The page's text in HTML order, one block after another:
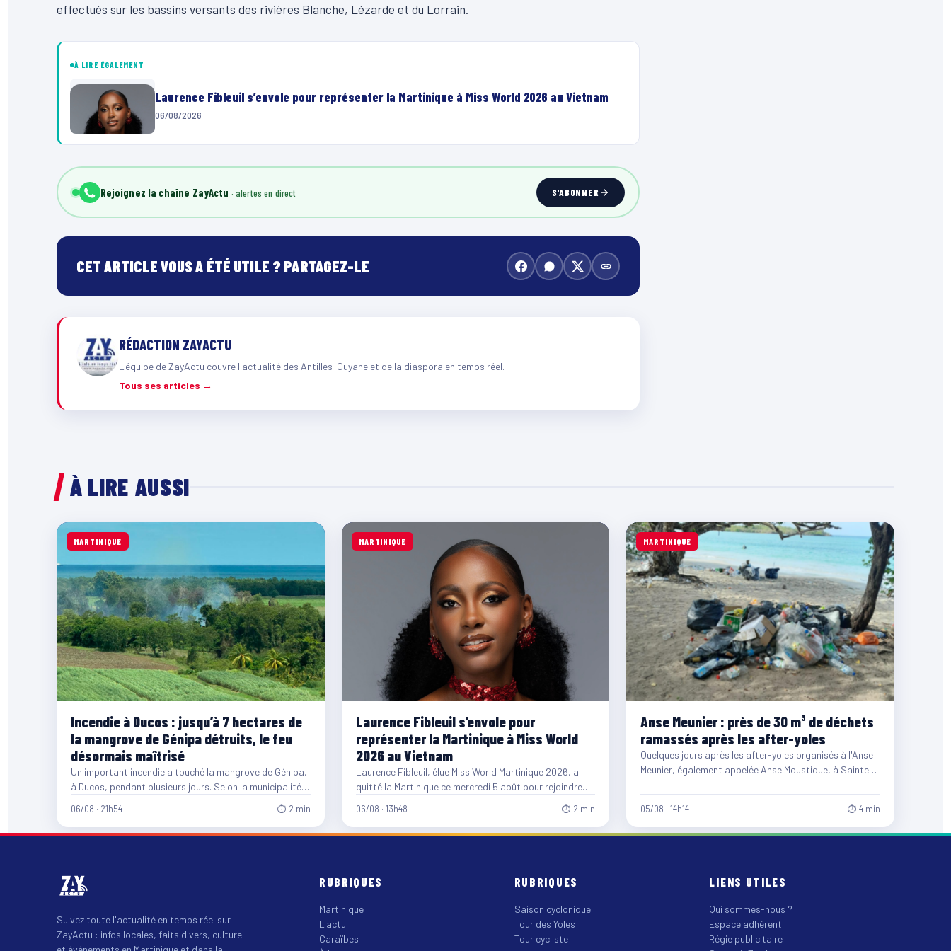
effectués sur les bassins versants des rivières Blanche, Lézarde et du Lorrain.
À LIRE ÉGALEMENT
Laurence Fibleuil s’envole pour représenter la Martinique à Miss World 2026 au Vietnam
06/08/2026
Rejoignez la chaîne ZayActu S'ABONNER
CET ARTICLE VOUS A ÉTÉ UTILE ? PARTAGEZ-LE
RÉDACTION ZAYACTU
L'équipe de ZayActu couvre l'actualité des Antilles-Guyane et de la diaspora en temps réel.
Tous ses articles →
À LIRE AUSSI
MARTINIQUE
Incendie à Ducos : jusqu’à 7 hectares de
la mangrove de Génipa détruits, le feu
désormais maîtrisé
Un important incendie a touché la mangrove de Génipa,
à Ducos, pendant plusieurs jours. Selon la municipalité,
06/08 · 21h54 ⏱ 2 min
MARTINIQUE
Laurence Fibleuil s’envole pour
représenter la Martinique à Miss World
2026 au Vietnam
Laurence Fibleuil, élue Miss World Martinique 2026, a
quitté la Martinique ce mercredi 5 août pour rejoindre
06/08 · 13h48 ⏱ 2 min
MARTINIQUE
Anse Meunier : près de 30 m³ de déchets
ramassés après les after-yoles
Quelques jours après les after-yoles organisés à l'Anse
Meunier, également appelée Anse Moustique, à Sainte-
05/08 · 14h14 ⏱ 4 min
Suivez toute l'actualité en temps réel sur
ZayActu : infos locales, faits divers, culture
RUBRIQUES
Martinique
L'actu
Caraïbes
RUBRIQUES
Saison cyclonique
Tour des Yoles
Tour cycliste
LIENS UTILES
Qui sommes-nous ?
Espace adhérent
Régie publicitaire